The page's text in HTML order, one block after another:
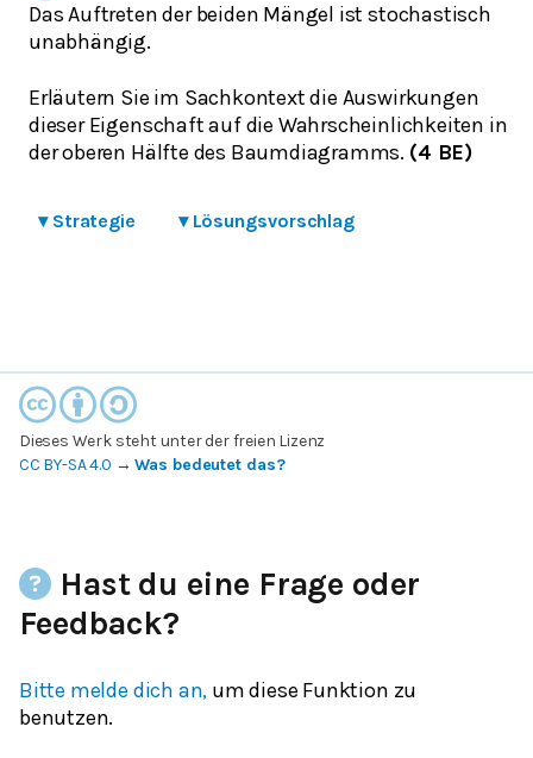
Das Auftreten der beiden Mängel ist stochastisch
unabhängig.
Erläutern Sie im Sachkontext die Auswirkungen
dieser Eigenschaft auf die Wahrscheinlichkeiten in
der oberen Hälfte des Baumdiagramms. (4 BE)
▾ Strategie ▾ Lösungsvorschlag
Dieses Werk steht unter der freien Lizenz
CC BY-SA 4.0 →Was bedeutet das?
Hast du eine Frage oder
Feedback?
Bitte melde dich an, um diese Funktion zu
benutzen.